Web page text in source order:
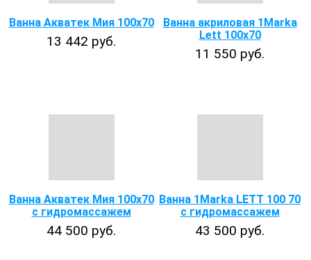
Ванна Акватек Мия 100х70
13 442 руб.
Ванна акриловая 1Marka
Lett 100x70
11 550 руб.
Ванна Акватек Мия 100х70
с гидромассажем
44 500 руб.
Ванна 1Marka LETT 100 70
с гидромассажем
43 500 руб.